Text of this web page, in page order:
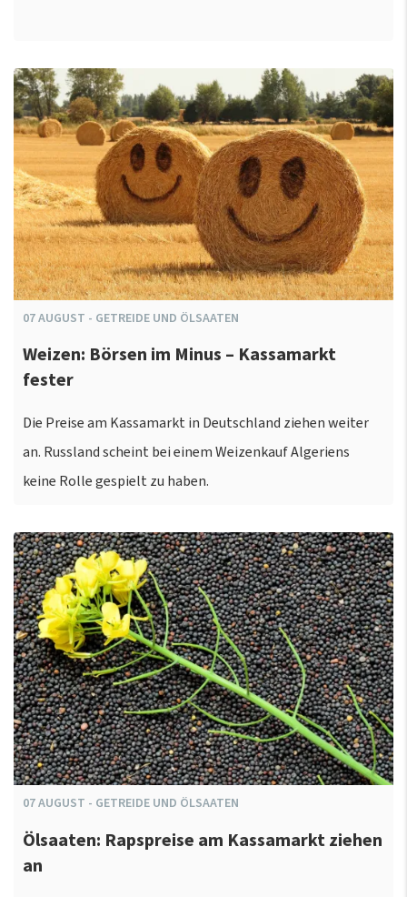
07AUGUST - GETREIDE UND ÖLSAATEN
Weizen: Börsen im Minus – Kassamarkt
fester
Die Preise am Kassamarkt in Deutschland ziehen weiter
an. Russland scheint bei einem Weizenkauf Algeriens
keine Rolle gespielt zu haben.
07AUGUST - GETREIDE UND ÖLSAATEN
Ölsaaten: Rapspreise am Kassamarkt ziehen
an